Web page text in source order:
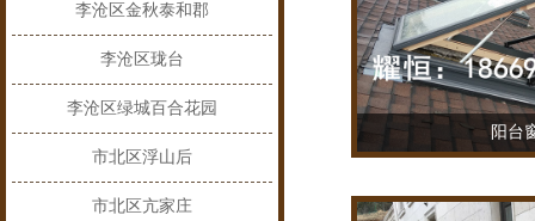
李沧区金秋泰和郡
李沧区珑台
李沧区绿城百合花园
市北区浮山后
市北区亢家庄
阳台